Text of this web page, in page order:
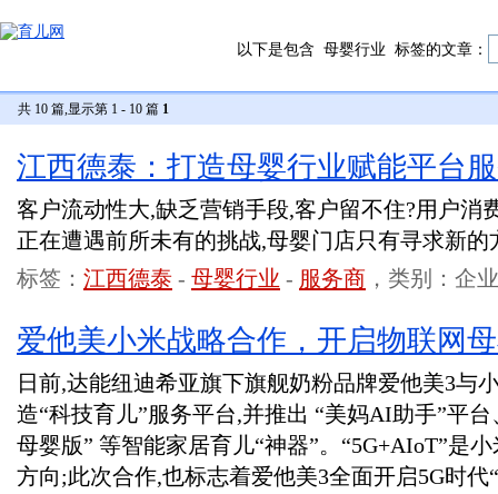
以下是包含 母婴行业 标签的文章：
共 10 篇,显示第 1 - 10 篇 1
江西德泰：打造母婴行业赋能平台
客户流动性大,缺乏营销手段,客户留不住?用户消
正在遭遇前所未有的挑战,母婴门店只有寻求新
标签： 江西德泰 - 母婴行业 - 服务商 ，类别：企
爱他美小米战略合作，开启物联网
日前,达能纽迪希亚旗下旗舰奶粉品牌爱他美3与
造“科技育儿”服务平台,并推出 “美妈AI助手”平
母婴版” 等智能家居育儿“神器”。“5G+AIoT”是
方向;此次合作,也标志着爱他美3全面开启5G时代